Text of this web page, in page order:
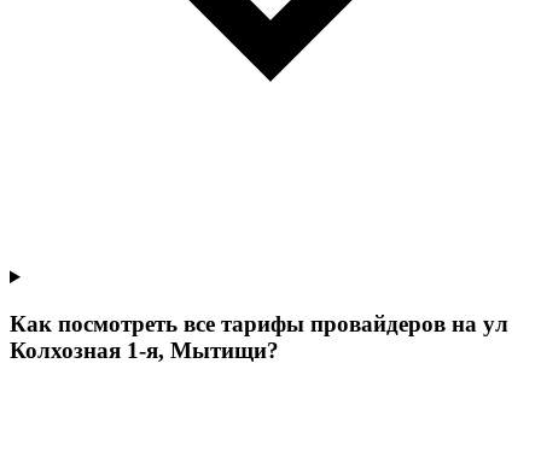
Как посмотреть все тарифы провайдеров на ул
Колхозная 1-я, Мытищи?